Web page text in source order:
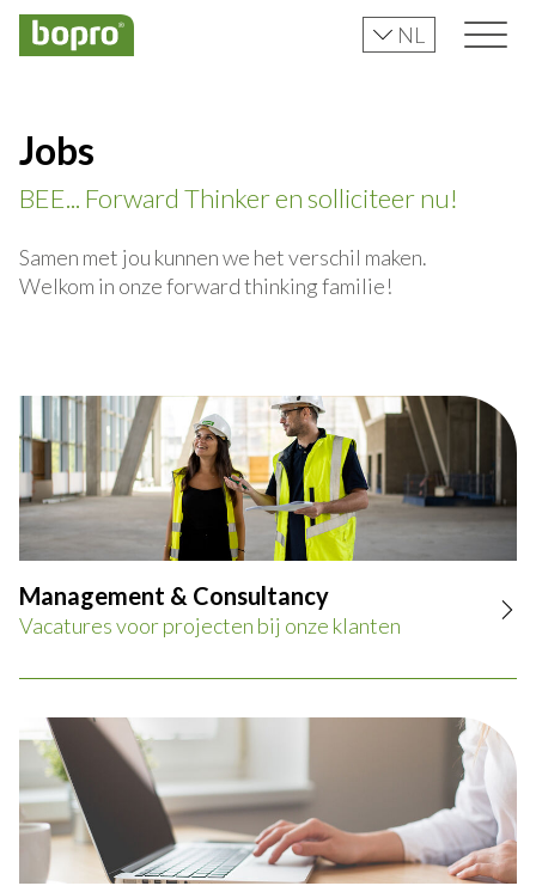
NL
Jobs
BEE... Forward Thinker en solliciteer nu!
Samen met jou kunnen we het verschil maken.
Welkom in onze forward thinking familie!
Management & Consultancy
Vacatures voor projecten bij onze klanten